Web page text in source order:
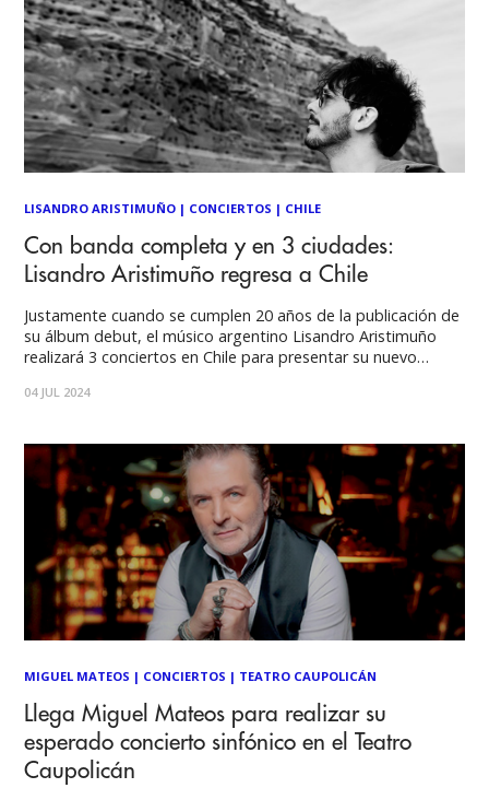
LISANDRO ARISTIMUÑO | CONCIERTOS | CHILE
Con banda completa y en 3 ciudades:
Lisandro Aristimuño regresa a Chile
Justamente cuando se cumplen 20 años de la publicación de
su álbum debut, el músico argentino Lisandro Aristimuño
realizará 3 conciertos en Chile para presentar su nuevo
clásicas de su amplio repertorio. Un concierto
04 JUL 2024
MIGUEL MATEOS | CONCIERTOS | TEATRO CAUPOLICÁN
Llega Miguel Mateos para realizar su
esperado concierto sinfónico en el Teatro
Caupolicán